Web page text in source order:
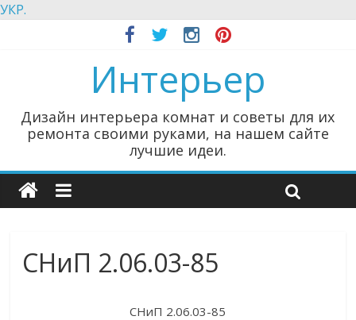
УКР.
Интерьер
Дизайн интерьера комнат и советы для их
ремонта своими руками, на нашем сайте
лучшие идеи.
СНиП 2.06.03-85
СНиП 2.06.03-85